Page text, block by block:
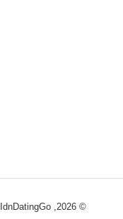
© 2026, IdnDatingGo |